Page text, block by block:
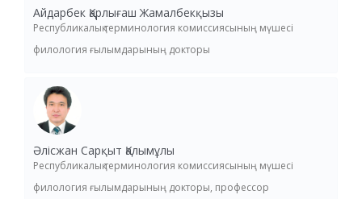
Айдарбек Қарлығаш Жамалбекқызы
Республикалық терминология комиссиясының мүшесі
филология ғылымдарының докторы
Әлісжан Сарқыт Қалымұлы
Республикалық терминология комиссиясының мүшесі
филология ғылымдарының докторы, профессор